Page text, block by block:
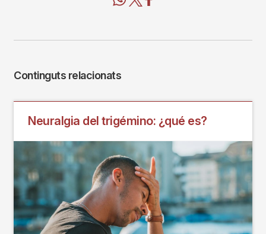
Continguts relacionats
Neuralgia del trigémino: ¿qué es?